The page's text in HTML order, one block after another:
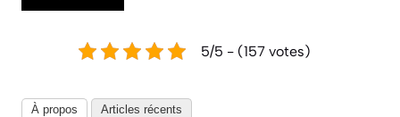
5/5 - (157 votes)
À propos Articles récents